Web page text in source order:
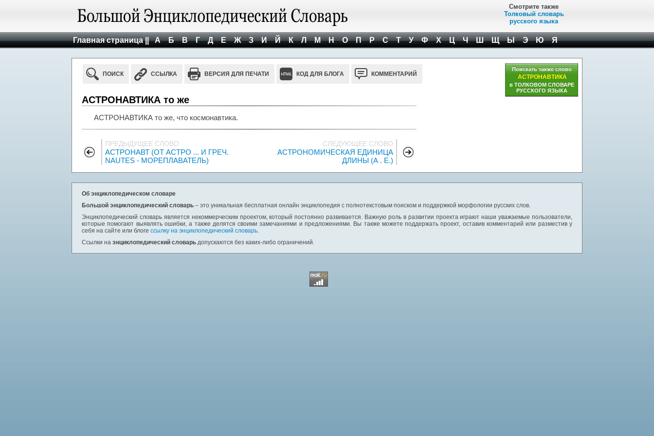
Смотрите также
Толковый словарь
русского языка
Главная страница || А Б В Г Д Е Ж З И Й К Л М Н О П Р С Т У Ф Х Ц Ч Ш Щ Ы Э Ю Я
ПОИСК ССЫЛКА ВЕРСИЯ ДЛЯ ПЕЧАТИ КОД ДЛЯ БЛОГА КОММЕНТАРИЙ
АСТРОНАВТИКА то же
АСТРОНАВТИКА то же, что космонавтика.
ПРЕДЫДУЩЕЕ СЛОВО
АСТРОНАВТ (ОТ АСТРО ... И ГРЕЧ.
NAUTES - МОРЕПЛАВАТЕЛЬ)
СЛЕДУЮЩЕЕ СЛОВО
АСТРОНОМИЧЕСКАЯ ЕДИНИЦА
ДЛИНЫ (А . Е.)
Поискать также слово
АСТРОНАВТИКА
в ТОЛКОВОМ СЛОВАРЕ
РУССКОГО ЯЗЫКА
Об энциклопедическом словаре
Большой энциклопедический словарь – это уникальная бесплатная онлайн энциклопедия с полнотекстовым поиском и поддержкой морфологии русских слов.
Энциклопедический словарь является некоммерческим проектом, который постоянно развивается. Важную роль в развитии проекта играют наши уважаемые пользователи,
которые помогают выявлять ошибки, а также делятся своими замечаниями и предложениями. Вы также можете поддержать проект, оставив комментарий или разместив у
себя на сайте или блоге ссылку на энциклопедический словарь.
Ссылки на энциклопедический словарь допускаются без каких-либо ограничений.